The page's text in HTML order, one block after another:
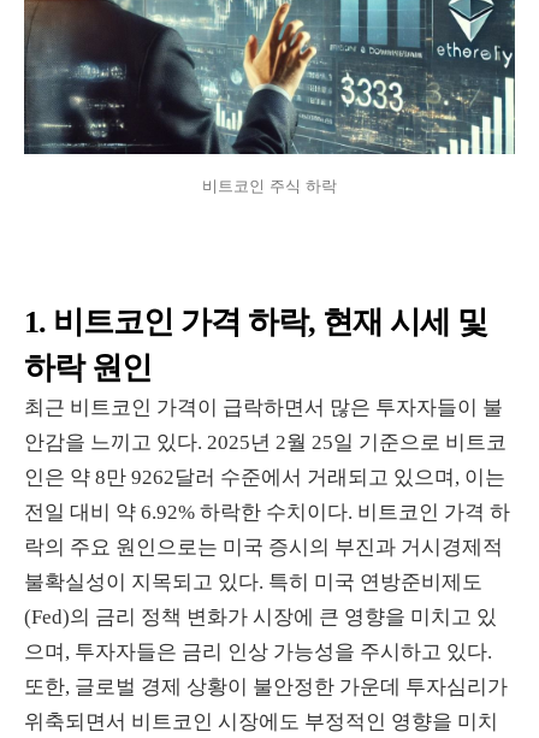
비트코인 주식 하락
1. 비트코인 가격 하락, 현재 시세 및
하락 원인
최근 비트코인 가격이 급락하면서 많은 투자자들이 불
안감을 느끼고 있다. 2025년 2월 25일 기준으로 비트코
인은 약 8만 9262달러 수준에서 거래되고 있으며, 이는
전일 대비 약 6.92% 하락한 수치이다. 비트코인 가격 하
락의 주요 원인으로는 미국 증시의 부진과 거시경제적
불확실성이 지목되고 있다. 특히 미국 연방준비제도
(Fed)의 금리 정책 변화가 시장에 큰 영향을 미치고 있
으며, 투자자들은 금리 인상 가능성을 주시하고 있다.
또한, 글로벌 경제 상황이 불안정한 가운데 투자심리가
위축되면서 비트코인 시장에도 부정적인 영향을 미치